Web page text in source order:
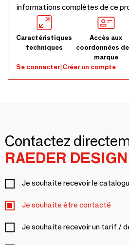
informations complètes de ce
Caractéristiques
techniques
Accès aux
coordonnées
marque
Se connecter|Créer un compte
Contactez
RAEDER
Je souhaite recevoir le
Je souhaite être contacté
Je souhaite recevoir un tarif /